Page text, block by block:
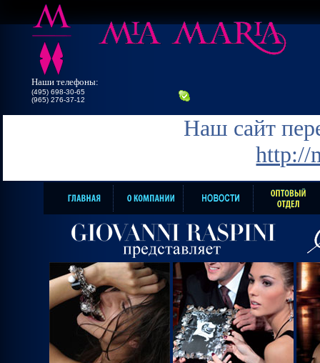
Наши телефоны:
(495) 698-30-65
(965) 276-37-12
Наш сайт
http://